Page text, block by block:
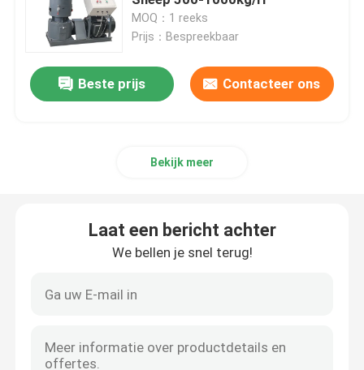
De Molen van de voerkorrel
Houten korrelproductielijn
De Productielijn van de Dierenvoerkorrel
De drijvende Productielijn van het Vissenvoer
houten korrelmaker
MOQ：1 reeks
Prijs：Bespreekbaar
Beste prijs Contacteer ons
Bekijk meer
Laat een bericht achter
We bellen je snel terug!